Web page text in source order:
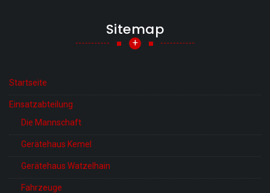
Sitemap
+
Startseite
Einsatzabteilung
Die Mannschaft
Gerätehaus Kemel
Gerätehaus Watzelhain
Fahrzeuge